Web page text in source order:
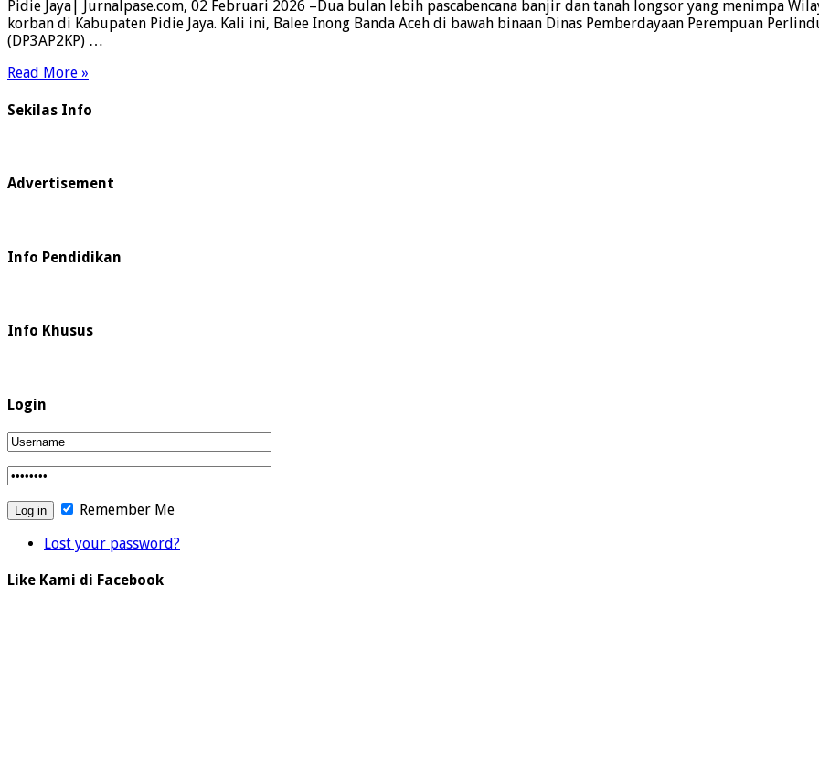
Pidie Jaya| Jurnalpase.com, 02 Februari 2026 –Dua bulan lebih pascabencana banjir dan tanah longsor yang menimpa
korban di Kabupaten Pidie Jaya. Kali ini, Balee Inong Banda Aceh di bawah binaan Dinas Pemberdayaan Perempuan
(DP3AP2KP) …
Read More »
Sekilas Info
Advertisement
Info Pendidikan
Info Khusus
Login
Remember Me
Lost your password?
Like Kami di Facebook